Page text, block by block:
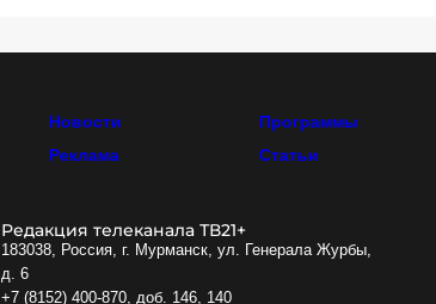
Новости Программы
Реклама
Статьи
Редакция телеканала ТВ21+
183038, Россия, г. Мурманск, ул. Генерала Журбы,
д. 6
+7 (8152) 400-870, доб. 146, 140